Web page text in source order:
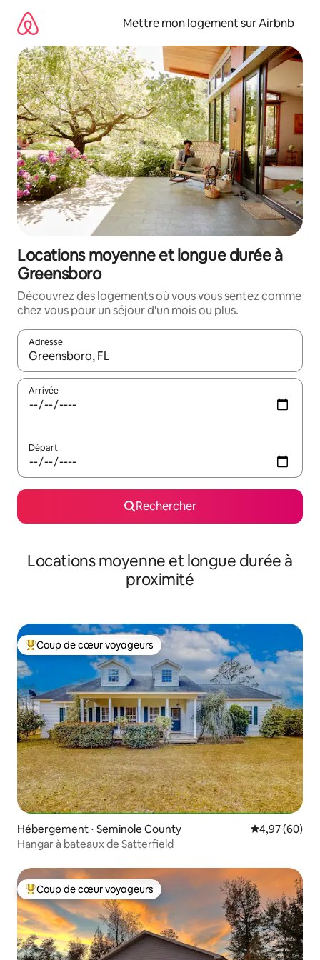
directement
contenu
Mettre mon logement sur Airbnb
Locations moyenne et longue durée à
Greensboro
Découvrez des logements où vous vous sentez comme
chez vous pour un séjour d'un mois ou plus.
Adresse
Lorsque les résultats s'affichent, utilisez les flèches vers le
Arrivée
Départ
Rechercher
Locations moyenne et longue durée à
proximité
Coups de cœur voyageurs les plus appréciés
Coup de cœur voyageurs
Hébergement ⋅ Seminole County Évaluation
4,97 (60)
Hangar à bateaux de Satterfield
Coups de cœur voyageurs les plus appréciés
Coup de cœur voyageurs